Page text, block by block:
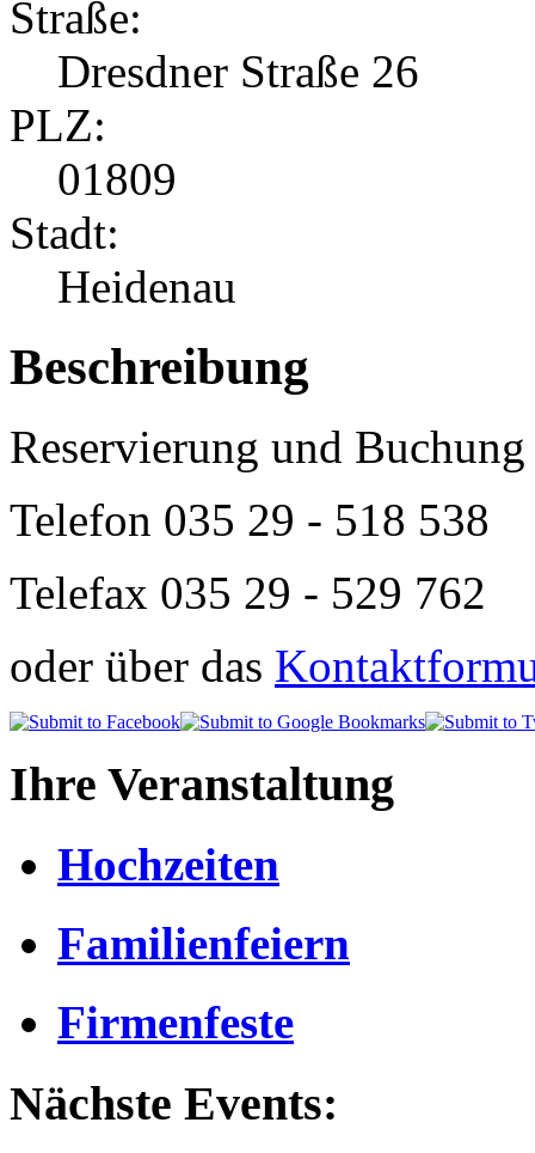
Straße:
Dresdner Straße 26
PLZ:
01809
Stadt:
Heidenau
Beschreibung
Reservierung und
Telefon 035 29 - 518 538
Telefax 035 29 - 529 762
oder über das
Ihre Veranstaltung
Hochzeiten
Familienfeiern
Firmenfeste
Nächste Events: